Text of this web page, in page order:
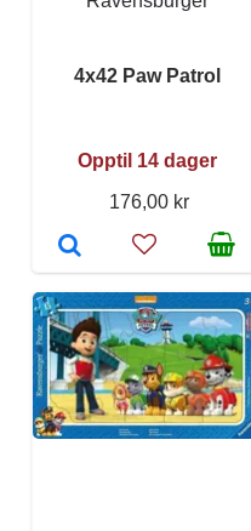
4x42 Paw Patrol
Opptil 14 dager
176,00 kr